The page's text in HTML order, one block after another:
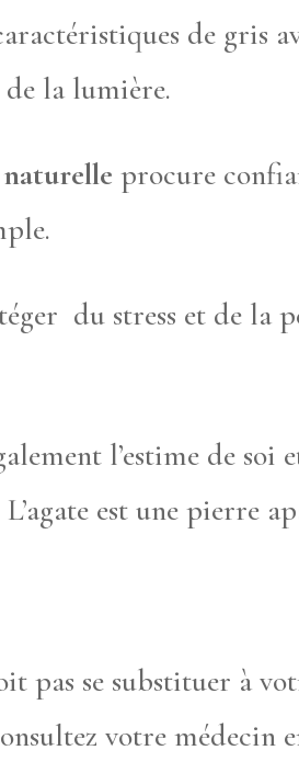
de gris
de la lumière.
procure
du stress et de la
l’estime de
est une pierre
pas se substituer à
votre médecin